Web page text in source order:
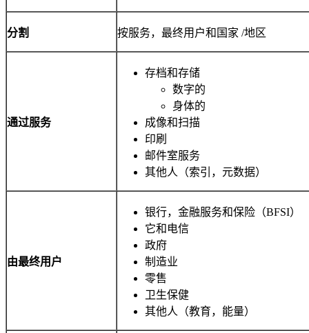
分割 按服务，最终用户和国家 /地区
通过服务
存档和存储
数字的
身体的
成像和扫描
印刷
邮件室服务
其他人（索引，元数据）
由最终用户
银行，金融服务和保险（BFSI）
它和电信
政府
制造业
零售
卫生保健
其他人（教育，能量）